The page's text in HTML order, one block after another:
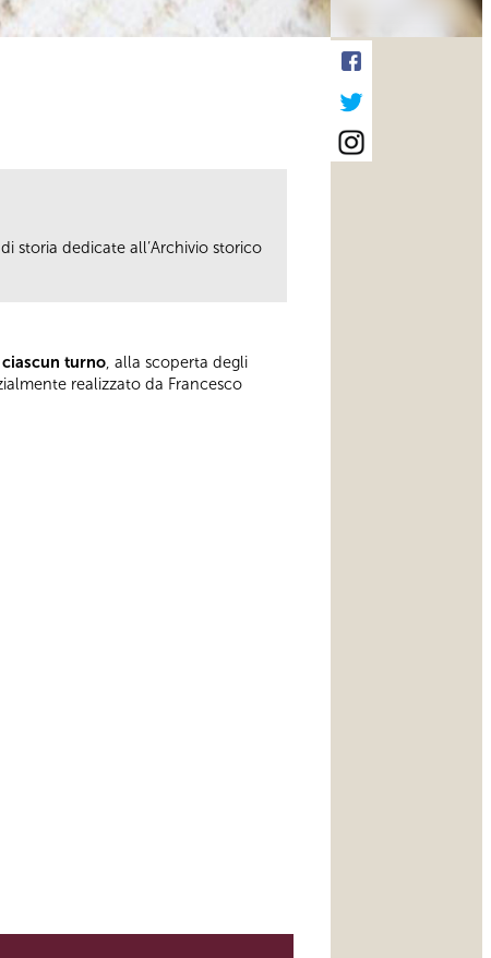
storia dedicate all’Archivio storico
turno , alla scoperta degli
realizzato da Francesco